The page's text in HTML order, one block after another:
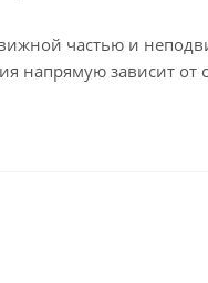
частью и
напрямую зависит от